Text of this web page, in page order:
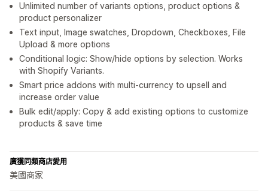
Unlimited number of variants options, product options &
product personalizer
Text input, Image swatches, Dropdown, Checkboxes, File
Upload & more options
Conditional logic: Show/hide options by selection. Works
with Shopify Variants.
Smart price addons with multi-currency to upsell and
increase order value
Bulk edit/apply: Copy & add existing options to customize
products & save time
廣獲同類商店愛用
美國商家